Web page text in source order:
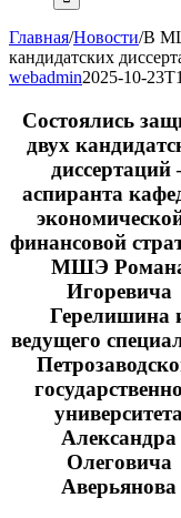
Главная/Новости/В
кандидатских
webadmin2025-10-
Состоялись
двух
диссертаций
аспиранта
финансовой
МШЭ
Игоревича
Герелишина
ведущего
университета
Александра
Олеговича
Аверьянова